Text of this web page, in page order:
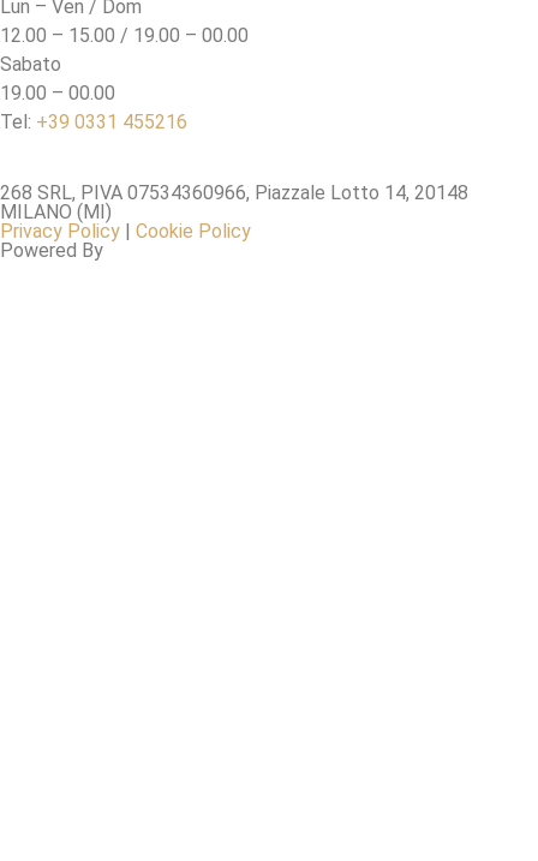
Lun – Ven / Dom
12.00 – 15.00 / 19.00 – 00.00
Sabato
19.00 – 00.00
Tel: +39 0331 455216
268 SRL, PIVA 07534360966, Piazzale Lotto 14, 20148
MILANO (MI)
Privacy Policy | Cookie Policy
Powered By